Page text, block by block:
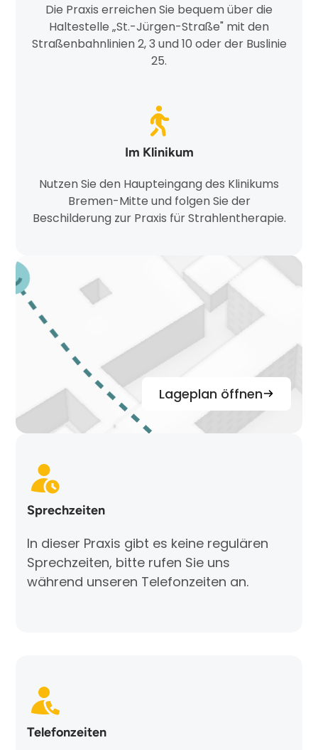
Die Praxis erreichen Sie bequem über die
Haltestelle „St.-Jürgen-Straße" mit den
Straßenbahnlinien 2, 3 und 10 oder der Buslinie
25.
Im Klinikum
Nutzen Sie den Haupteingang des Klinikums
Bremen-Mitte und folgen Sie der
Beschilderung zur Praxis für Strahlentherapie.
Lageplan öffnen
Sprechzeiten
In dieser Praxis gibt es keine regulären
Sprechzeiten, bitte rufen Sie uns
während unseren Telefonzeiten an.
Telefonzeiten